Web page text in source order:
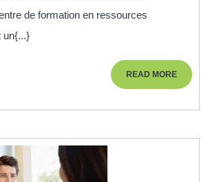
au
Centre
RH
de formation en ressources
un{...}
READ MOREREAD
MORE